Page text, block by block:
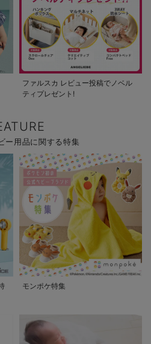
ファルスカ レビュー投稿でノベル
ティプレゼント!
ー用品に関する特集
モンポケ特集